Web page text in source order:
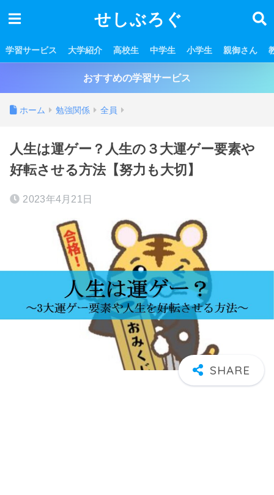
せしぶろぐ
学習サービス 大学紹介 高校生 中学生 小学生 親御さん
おすすめの学習サービス
ホーム 勉強関係 全員
人生は運ゲー？人生の３大運ゲー要素や
好転させる方法【努力も大切】
2023年4月21日